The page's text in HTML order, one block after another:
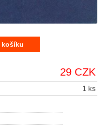
29 CZK
1 ks